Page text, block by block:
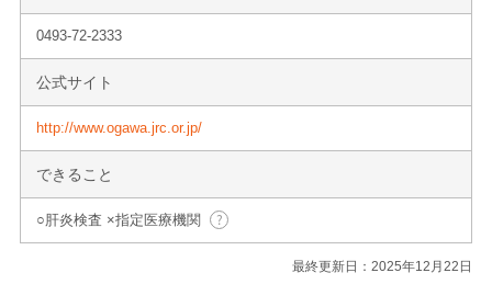
0493-72-2333
公式サイト
http://www.ogawa.jrc.or.jp/
できること
○肝炎検査 ×指定医療機関
最終更新日：2025年12月22日